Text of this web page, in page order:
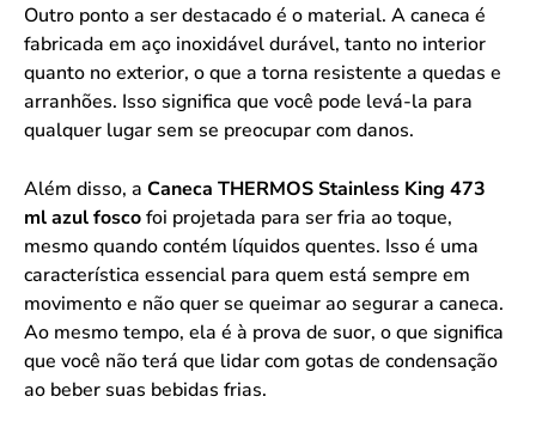
Outro ponto a ser destacado é o material. A caneca é
fabricada em aço inoxidável durável, tanto no interior
quanto no exterior, o que a torna resistente a quedas e
arranhões. Isso significa que você pode levá-la para
qualquer lugar sem se preocupar com danos.
Além disso, a Caneca THERMOS Stainless King 473
ml azul foscofoi projetada para ser fria ao toque,
mesmo quando contém líquidos quentes. Isso é uma
característica essencial para quem está sempre em
movimento e não quer se queimar ao segurar a caneca.
Ao mesmo tempo, ela é à prova de suor, o que significa
que você não terá que lidar com gotas de condensação
ao beber suas bebidas frias.